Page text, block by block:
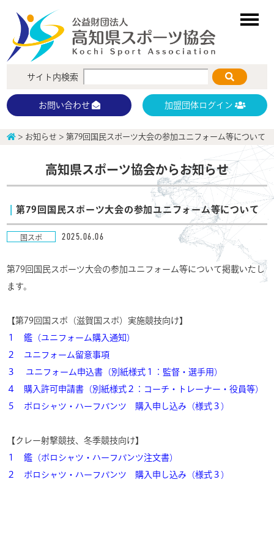
サイト内検索
お問い合わせ 加盟団体ログイン
> お知らせ >第79回国民スポーツ大会の参加ユニフォーム等について
高知県スポーツ協会からお知らせ
第79回国民スポーツ大会の参加ユニフォーム等について
国スポ 2025.06.06
第79回国民スポーツ大会の参加ユニフォーム等について掲載いたし
ます。
【第79回国スポ（滋賀国スポ）実施競技向け】
１ 鑑（ユニフォーム購入通知）
２ ユニフォーム留意事項
３ ユニフォーム申込書（別紙様式１：監督・選手用）
４ 購入許可申請書（別紙様式２：コーチ・トレーナー・役員等）
５ ポロシャツ・ハーフパンツ 購入申し込み（様式３）
【クレー射撃競技、冬季競技向け】
１ 鑑（ポロシャツ・ハーフパンツ注文書）
２ ポロシャツ・ハーフパンツ 購入申し込み（様式３）